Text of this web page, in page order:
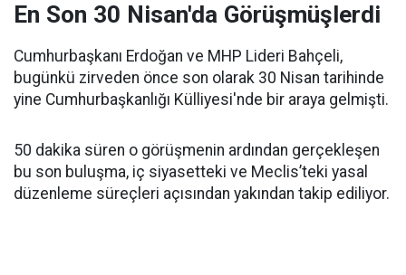
En Son 30 Nisan'da Görüşmüşlerdi
Cumhurbaşkanı Erdoğan ve MHP Lideri Bahçeli,
bugünkü zirveden önce son olarak 30 Nisan tarihinde
yine Cumhurbaşkanlığı Külliyesi'nde bir araya gelmişti.
50 dakika süren o görüşmenin ardından gerçekleşen
bu son buluşma, iç siyasetteki ve Meclis’teki yasal
düzenleme süreçleri açısından yakından takip ediliyor.